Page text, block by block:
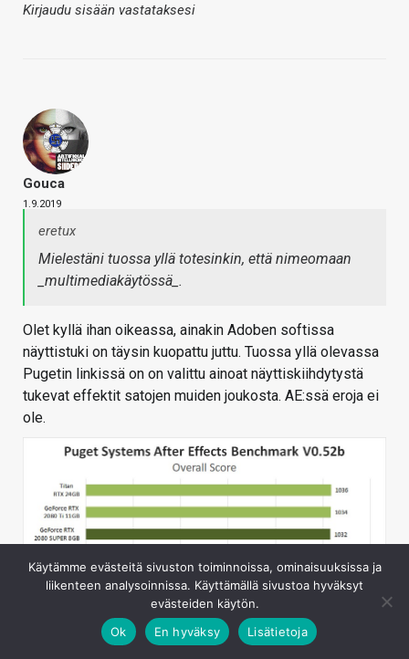
Kirjaudu sisään vastataksesi
Gouca
1.9.2019
eretux
Mielestäni tuossa yllä totesinkin, että nimeomaan
_multimediakäytössä_.
Olet kyllä ihan oikeassa, ainakin Adoben softissa
näyttistuki on täysin kuopattu juttu. Tuossa yllä olevassa
Pugetin linkissä on on valittu ainoat näyttiskiihdytystä
tukevat effektit satojen muiden joukosta. AE:ssä eroja ei
ole.
Käytämme evästeitä sivuston toiminnoissa, ominaisuuksissa ja
liikenteen analysoinnissa. Käyttämällä sivustoa hyväksyt
evästeiden käytön.
Ok
En hyväksy Lisätietoja